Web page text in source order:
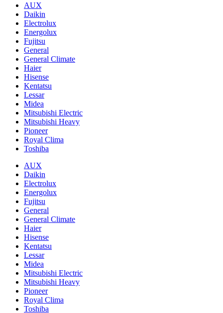
AUX
Daikin
Electrolux
Energolux
Fujitsu
General
General Climate
Haier
Hisense
Kentatsu
Lessar
Midea
Mitsubishi Electric
Mitsubishi Heavy
Pioneer
Royal Clima
Toshiba
AUX
Daikin
Electrolux
Energolux
Fujitsu
General
General Climate
Haier
Hisense
Kentatsu
Lessar
Midea
Mitsubishi Electric
Mitsubishi Heavy
Pioneer
Royal Clima
Toshiba